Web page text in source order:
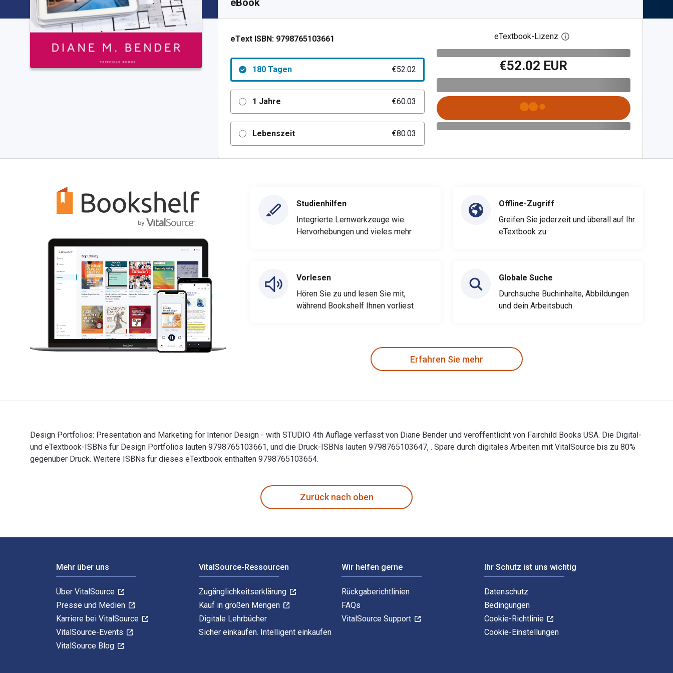
eBook
eText ISBN: 9798765103661
180 Tagen €52.02
1 Jahre €60.03
Lebenszeit €80.03
eTextbook-Lizenz Digitalen Lizenzdialog öffnen
€52.02 EUR
Studienhilfen
Integrierte Lernwerkzeuge wie
Hervorhebungen und vieles mehr
Vorlesen
Hören Sie zu und lesen Sie mit,
während Bookshelf Ihnen vorliest
Offline-Zugriff
Greifen Sie jederzeit und überall auf Ihr
eTextbook zu
Globale Suche
Durchsuche Buchinhalte, Abbildungen
und dein Arbeitsbuch.
Erfahren Sie mehr
Design Portfolios: Presentation and Marketing for Interior Design - with STUDIO 4th Auflage verfasst von Diane Bender und veröffentlicht von Fairchild Books USA. Die Digital-
und eTextbook-ISBNs für Design Portfolios lauten 9798765103661, und die Druck-ISBNs lauten 9798765103647, . Spare durch digitales Arbeiten mit VitalSource bis zu 80%
gegenüber Druck. Weitere ISBNs für dieses eTextbook enthalten 9798765103654.
Zurück nach oben
Mehr über uns
Über VitalSource
Presse und Medien
Karriere bei VitalSource
VitalSource-Events
VitalSource Blog
VitalSource-Ressourcen
Zugänglichkeitserklärung
Kauf in großen Mengen
Digitale Lehrbücher
Sicher einkaufen. Intelligent einkaufen
Wir helfen gerne
Rückgaberichtlinien
FAQs
VitalSource Support
Ihr Schutz ist uns wichtig
Datenschutz
Bedingungen
Cookie-Richtlinie
Cookie-Einstellungen